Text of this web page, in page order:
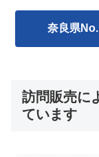
奈良県
訪問販売に
ています